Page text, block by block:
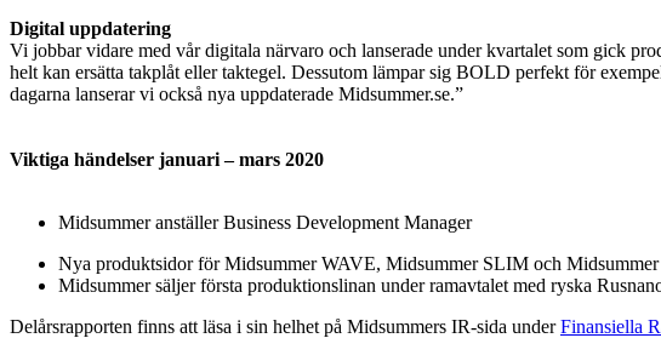
Digital uppdatering
Vi jobbar vidare med vår digitala närvaro och lanserade under kvartalet som gick
helt kan ersätta takplåt eller taktegel. Dessutom lämpar sig BOLD perfekt för
dagarna lanserar vi också nya uppdaterade Midsummer.se.”
Viktiga händelser januari – mars 2020
Midsummer anställer Business Development Manager
Nya produktsidor för Midsummer WAVE, Midsummer SLIM och
Midsummer säljer första produktionslinan under ramavtalet med ryska
Delårsrapporten finns att läsa i sin helhet på Midsummers IR-sida underFinansiella